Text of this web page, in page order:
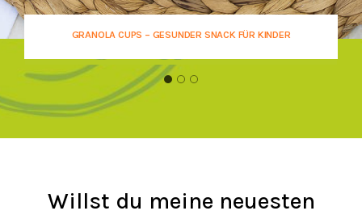
GRANOLA CUPS – GESUNDER SNACK FÜR KINDER
Willst du meine neuesten